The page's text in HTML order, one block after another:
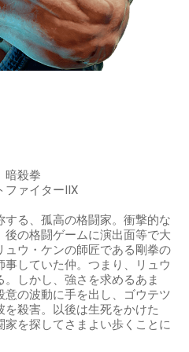
暗殺拳
ファイターIIX
する、孤高の格闘家。衝撃的な
の格闘ゲームに演出面等で大
ュウ・ケンの師匠である剛拳の
していた仲。つまり、リュウ
しかし、強さを求めるあま
意の波動に手を出し、ゴウテツ
殺害。以後は生死をかけた
家を探してさまよい歩くことに